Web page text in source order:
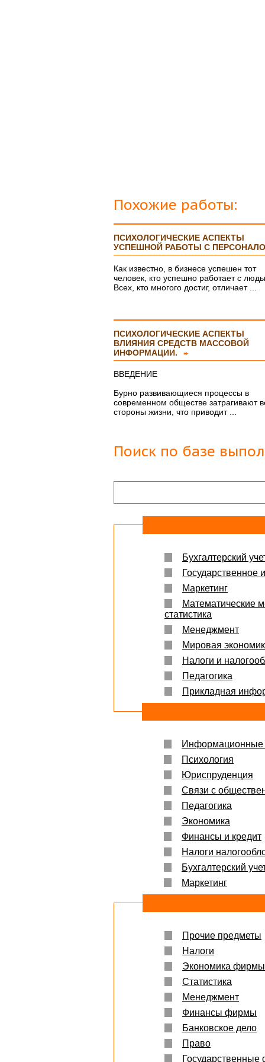
Похожие работы:
ПСИХОЛОГИЧЕСКИЕ АСПЕКТЫ
УСПЕШНОЙ РАБОТЫ С
Как известно, в бизнесе успешен тот
человек, кто успешно работает с
Всех, кто многого достиг, отличает ...
ПСИХОЛОГИЧЕСКИЕ АСПЕКТЫ
ВЛИЯНИЯ СРЕДСТВ МАССОВОЙ
ИНФОРМАЦИИ.
➨
ВВЕДЕНИЕ
Бурно развивающиеся процессы в
современном обществе затрагивают
стороны жизни, что приводит ...
Поиск по базе
Бухгалтерский
Государственное
Маркетинг
Математические
статистика
Менеджмент
Мировая
Налоги и
Педагогика
Прикладная
Информационные
Психология
Юриспруденция
Связи с
Педагогика
Экономика
Финансы и кредит
Налоги
Бухгалтерский
Маркетинг
Прочие предметы
Налоги
Экономика фирмы
Статистика
Менеджмент
Финансы фирмы
Банковское дело
Право